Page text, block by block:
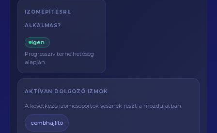
IZOMÉPÍTÉSRE
ALKALMAS?
igen
Progresszív terhelhetőség
alapján.
AKTÍVAN DOLGOZÓ IZMOK
A következő izomcsoportok vesznek részt a mozdulatban:
combhajlító